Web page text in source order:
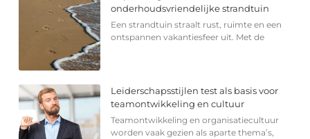
onderhoudsvriendelijke strandtuin
Een strandtuin straalt rust, ruimte en een
ontspannen vakantiesfeer uit. Met de
Leiderschapsstijlen test als basis voor
teamontwikkeling en cultuur
Teamontwikkeling en organisatiecultuur
worden vaak gezien als aparte thema’s,